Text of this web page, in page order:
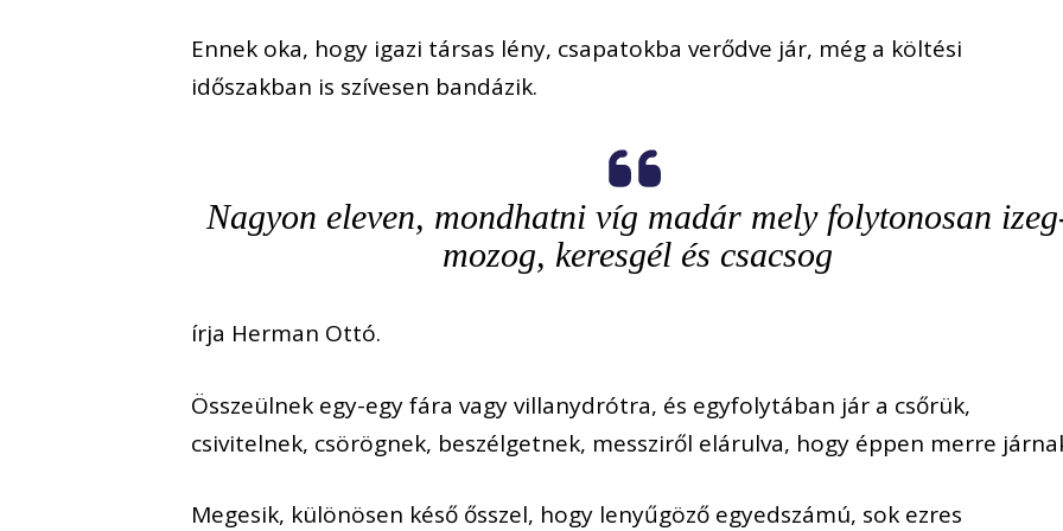
Ennek oka, hogy igazi társas lény, csapatokba verődve jár, még a költési
időszakban is szívesen bandázik.
Nagyon eleven, mondhatni víg madár mely folytonosan
mozog, keresgél és csacsog
írja Herman Ottó.
Összeülnek egy-egy fára vagy villanydrótra, és egyfolytában jár a csőrük,
csivitelnek, csörögnek, beszélgetnek, messziről elárulva, hogy éppen merre
Megesik, különösen késő ősszel, hogy lenyűgöző egyedszámú, sok ezres